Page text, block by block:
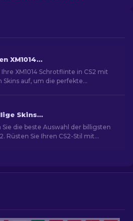
Die besten XM1014 Skins in CS2 [2026]
Ihre XM1014 Schrotflinte in CS2 mit
Skins auf, um die perfekte
Beste billige Skins in CS2 [2026]
Sie die beste Auswahl der billigsten
Rüsten Sie Ihren CS2-Stil mit